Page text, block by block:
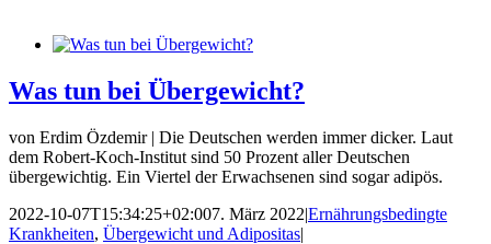
Was tun bei Übergewicht?
von Erdim Özdemir | Die Deutschen werden immer dicker. Laut
dem Robert-Koch-Institut sind 50 Prozent aller Deutschen
übergewichtig. Ein Viertel der Erwachsenen sind sogar adipös.
2022-10-07T15:34:25+02:007. März 2022|Ernährungsbedingte
Krankheiten, Übergewicht und Adipositas|